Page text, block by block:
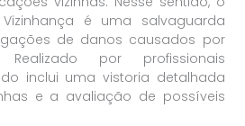
é uma salvaguarda
de danos causados por
por profissionais
inclui uma vistoria detalhada
e a avaliação de possíveis